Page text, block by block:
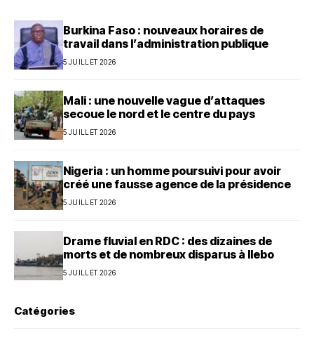
Burkina Faso : nouveaux horaires de
travail dans l’administration publique
5 JUILLET 2026
Mali : une nouvelle vague d’attaques
secoue le nord et le centre du pays
5 JUILLET 2026
Nigeria : un homme poursuivi pour avoir
créé une fausse agence de la présidence
5 JUILLET 2026
Drame fluvial en RDC : des dizaines de
morts et de nombreux disparus à Ilebo
5 JUILLET 2026
Catégories